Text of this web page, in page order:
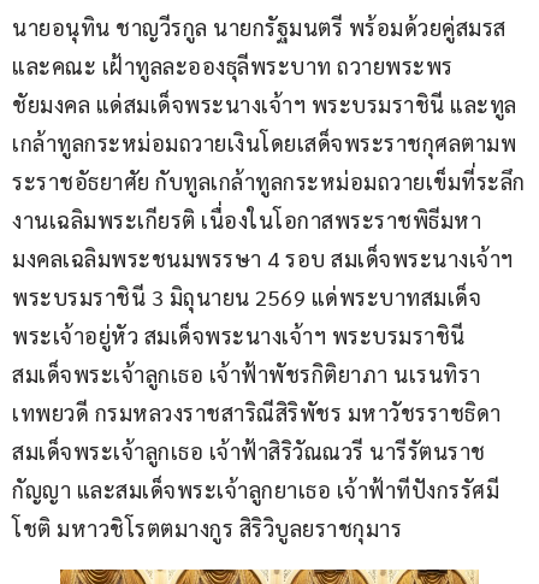
นายอนุทิน ชาญวีรกูล นายกรัฐมนตรี พร้อมด้วยคู่สมรส
และคณะ เฝ้าทูลละอองธุลีพระบาท ถวายพระพร
ชัยมงคล แด่สมเด็จพระนางเจ้าฯ พระบรมราชินี และทูล
เกล้าทูลกระหม่อมถวายเงินโดยเสด็จพระราชกุศลตามพ
ระราชอัธยาศัย กับทูลเกล้าทูลกระหม่อมถวายเข็มที่ระลึก
งานเฉลิมพระเกียรติ เนื่องในโอกาสพระราชพิธีมหา
มงคลเฉลิมพระชนมพรรษา 4 รอบ สมเด็จพระนางเจ้าฯ
พระบรมราชินี 3 มิถุนายน 2569 แด่พระบาทสมเด็จ
พระเจ้าอยู่หัว สมเด็จพระนางเจ้าฯ พระบรมราชินี
สมเด็จพระเจ้าลูกเธอ เจ้าฟ้าพัชรกิติยาภา นเรนทิรา
เทพยวดี กรมหลวงราชสาริณีสิริพัชร มหาวัชรราชธิดา
สมเด็จพระเจ้าลูกเธอ เจ้าฟ้าสิริวัณณวรี นารีรัตนราช
กัญญา และสมเด็จพระเจ้าลูกยาเธอ เจ้าฟ้าทีปังกรรัศมี
โชติ มหาวชิโรตตมางกูร สิริวิบูลยราชกุมาร